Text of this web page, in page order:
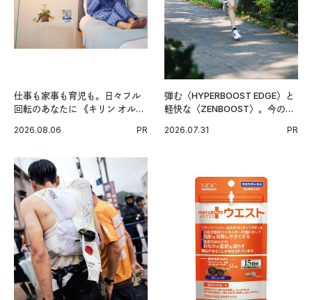
仕事も家事も育児も。日々フル
回転のあなたに 《キリン オルニ
2026.08.06 PR
弾む〈HYPERBOOST EDGE〉と
軽快な〈ZENBOOST〉。今の時
出した新機軸。
2026.07.31 PR